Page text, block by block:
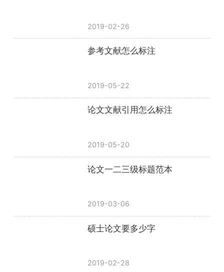
2019-02-26
参考文献怎么标注
2019-05-22
论文文献引用怎么标注
2019-05-20
论文一二三级标题范本
2019-03-06
硕士论文要多少字
2019-02-28